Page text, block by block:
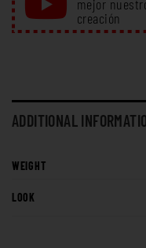
mejor
creación
ADDITIONAL
WEIGHT
LOOK